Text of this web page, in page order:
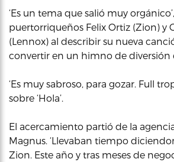
‘Es un tema que salió muy
puertorriqueños Felix Ortiz (Zion) y
(Lennox) al describir su nueva
convertir en un himno de diversión
‘Es muy sabroso, para gozar. Full
sobre ‘Hola’.
El acercamiento partió de la
Magnus. ‘Llevaban tiempo
Zion. Este año y tras meses de